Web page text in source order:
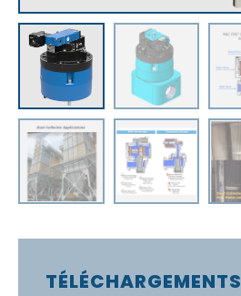
TÉLÉCHARGEMENTS